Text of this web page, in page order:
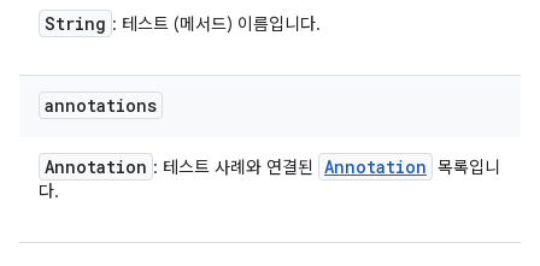
String : 테스트 (메서드) 이름입니다.
annotations
Annotation : 테스트 사례와 연결된 Annotation 목록입니
다.